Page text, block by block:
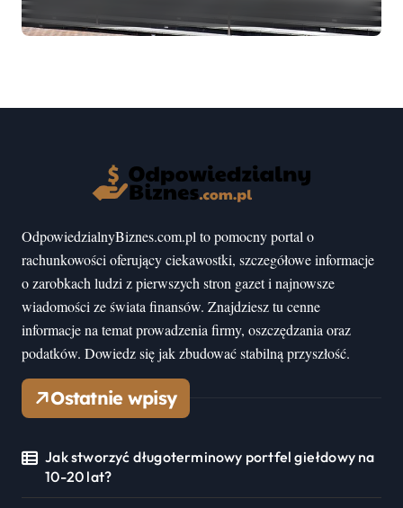
mogłeś nie wiedzieć
OdpowiedzialnyBiznes.com.pl to pomocny portal o
rachunkowości oferujący ciekawostki, szczegółowe informacje
o zarobkach ludzi z pierwszych stron gazet i najnowsze
wiadomości ze świata finansów. Znajdziesz tu cenne
informacje na temat prowadzenia firmy, oszczędzania oraz
podatków. Dowiedz się jak zbudować stabilną przyszłość.
Ostatnie wpisy
Jak stworzyć długoterminowy portfel giełdowy na
10-20 lat?